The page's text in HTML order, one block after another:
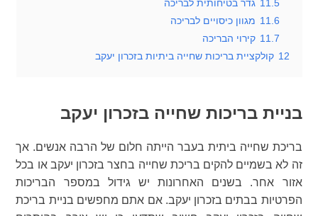
11.5 גדר בטיחותית לבריכה
11.6 מגוון כיסויים לבריכה
11.7 קירוי הבריכה
12 קולקציית בריכות שחייה ביתיות בזכרון יעקב
בניית בריכות שחייה בזכרון יעקב
בריכת שחייה ביתית בעבר הייתה חלום של הרבה אנשים. אך
זה לא בשמיים להקים בריכת שחייה בחצר בזכרון יעקב או בכל
אזור אחר. בשנים האחרונות יש גידול במספר הבריכות
הפרטיות בבתים בזכרון יעקב. אם אתם מחפשים בניית בריכת